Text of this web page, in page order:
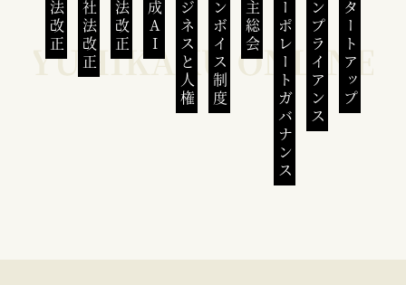
民法改正 会社法改正 刑法改正 生成AI ビジネスと人権インボイス制度 株主総会 コーポレートガバナンスコンプライアンススタートアップ